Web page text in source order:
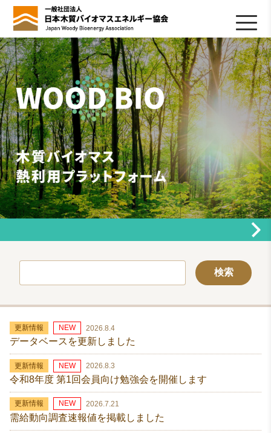
HOME
TOPICS
協会について
木質バイオマスの基礎知識
協会の活動
ライブラリ
データベース
Q&A
リンク集
お問い合わせ
会員専用
採用情報
索:
更新情報 NEW 2026.8.4
データベースを更新しました
更新情報 NEW 2026.8.3
令和8年度 第1回会員向け勉強会を開催します
更新情報 NEW 2026.7.21
需給動向調査速報値を掲載しました